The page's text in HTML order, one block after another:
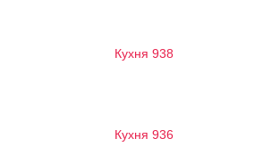
Кухня 938
Кухня 936